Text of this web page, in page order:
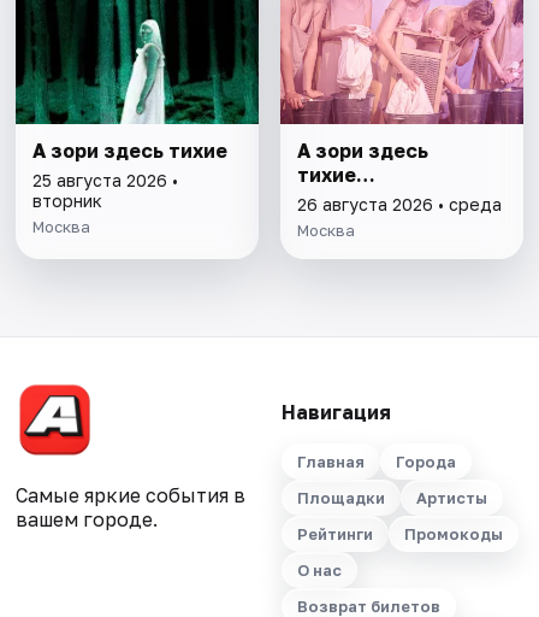
А зори здесь тихие
25 августа 2026 •
вторник
Москва
А зори здесь
тихие…
26 августа 2026 • среда
Москва
Самые яркие события в
вашем городе.
Навигация
Главная
Города
Площадки
Артисты
Рейтинги
Промокоды
О нас
Возврат билетов